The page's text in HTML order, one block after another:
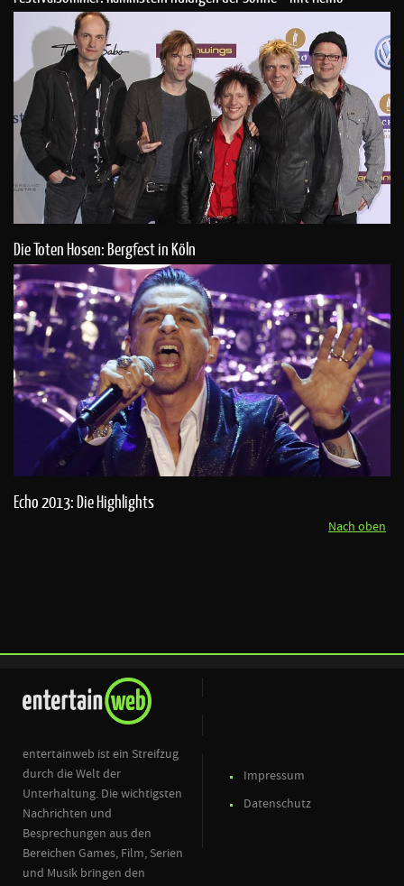
Die Toten Hosen: Bergfest in Köln
Echo 2013: Die Highlights
Nach oben
entertainweb ist ein Streifzug
durch die Welt der
Unterhaltung. Die wichtigsten
Nachrichten und
Besprechungen aus den
Bereichen Games, Film, Serien
und Musik bringen den
Impressum
Datenschutz